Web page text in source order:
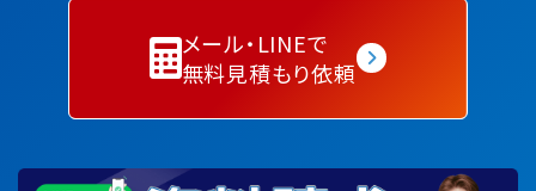
メール・LINEで
無料見積もり依頼